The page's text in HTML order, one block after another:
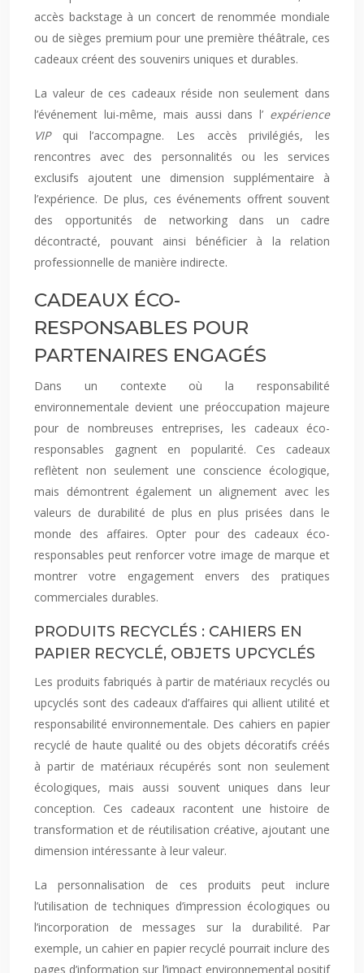
accès backstage à un concert de renommée mondiale
ou de sièges premium pour une première théâtrale, ces
cadeaux créent des souvenirs uniques et durables.
La valeur de ces cadeaux réside non seulement dans
l’événement lui-même, mais aussi dans l’ expérience
VIP qui l’accompagne. Les accès privilégiés, les
rencontres avec des personnalités ou les services
exclusifs ajoutent une dimension supplémentaire à
l’expérience. De plus, ces événements offrent souvent
des opportunités de networking dans un cadre
décontracté, pouvant ainsi bénéficier à la relation
professionnelle de manière indirecte.
CADEAUX ÉCO-
RESPONSABLES POUR
PARTENAIRES ENGAGÉS
Dans un contexte où la responsabilité
environnementale devient une préoccupation majeure
pour de nombreuses entreprises, les cadeaux éco-
responsables gagnent en popularité. Ces cadeaux
reflètent non seulement une conscience écologique,
mais démontrent également un alignement avec les
valeurs de durabilité de plus en plus prisées dans le
monde des affaires. Opter pour des cadeaux éco-
responsables peut renforcer votre image de marque et
montrer votre engagement envers des pratiques
commerciales durables.
PRODUITS RECYCLÉS : CAHIERS EN
PAPIER RECYCLÉ, OBJETS UPCYCLÉS
Les produits fabriqués à partir de matériaux recyclés ou
upcyclés sont des cadeaux d’affaires qui allient utilité et
responsabilité environnementale. Des cahiers en papier
recyclé de haute qualité ou des objets décoratifs créés
à partir de matériaux récupérés sont non seulement
écologiques, mais aussi souvent uniques dans leur
conception. Ces cadeaux racontent une histoire de
transformation et de réutilisation créative, ajoutant une
dimension intéressante à leur valeur.
La personnalisation de ces produits peut inclure
l’utilisation de techniques d’impression écologiques ou
l’incorporation de messages sur la durabilité. Par
exemple, un cahier en papier recyclé pourrait inclure des
pages d’information sur l’impact environnemental positif